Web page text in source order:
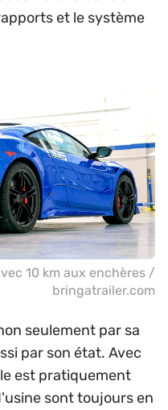
et le système
10 km aux enchères /
bringatrailer.com
seulement par sa
par son état. Avec
est pratiquement
sont toujours en